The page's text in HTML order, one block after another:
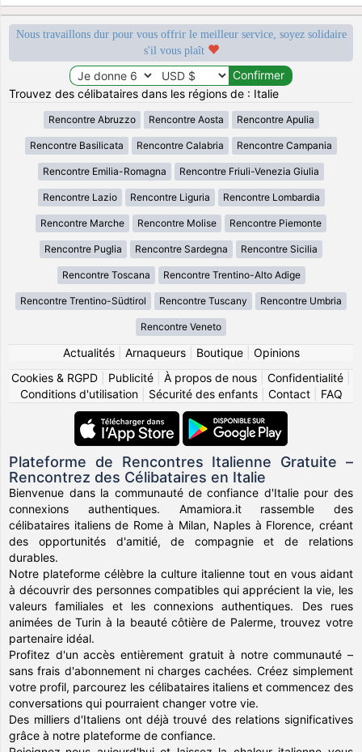
Nous travaillons dur pour vous offrir le meilleur service, soyez solidaire
s'il vous plaît
Trouvez des célibataires dans les régions de : Italie
Rencontre Abruzzo Rencontre Aosta Rencontre Apulia
Rencontre Basilicata Rencontre Calabria Rencontre Campania
Rencontre Emilia-Romagna Rencontre Friuli-Venezia Giulia
Rencontre Lazio Rencontre Liguria Rencontre Lombardia
Rencontre Marche Rencontre Molise Rencontre Piemonte
Rencontre Puglia Rencontre Sardegna Rencontre Sicilia
Rencontre Toscana Rencontre Trentino-Alto Adige
Rencontre Trentino-Südtirol Rencontre Tuscany Rencontre Umbria
Rencontre Veneto
Actualités| Arnaqueurs| Boutique| Opinions
Cookies & RGPD
Publicité À propos de nous Confidentialité
Conditions d'utilisation| Sécurité des enfants| Contact| FAQ
Plateforme de Rencontres Italienne Gratuite –
Rencontrez des Célibataires en Italie
Bienvenue dans la communauté de confiance d'Italie pour des
connexions authentiques. Amamiora.it rassemble des
célibataires italiens de Rome à Milan, Naples à Florence, créant
des opportunités d'amitié, de compagnie et de relations
durables.
Notre plateforme célèbre la culture italienne tout en vous aidant
à découvrir des personnes compatibles qui apprécient la vie, les
valeurs familiales et les connexions authentiques. Des rues
animées de Turin à la beauté côtière de Palerme, trouvez votre
partenaire idéal.
Profitez d'un accès entièrement gratuit à notre communauté –
sans frais d'abonnement ni charges cachées. Créez simplement
votre profil, parcourez les célibataires italiens et commencez des
conversations qui pourraient changer votre vie.
Des milliers d'Italiens ont déjà trouvé des relations significatives
grâce à notre plateforme de confiance.